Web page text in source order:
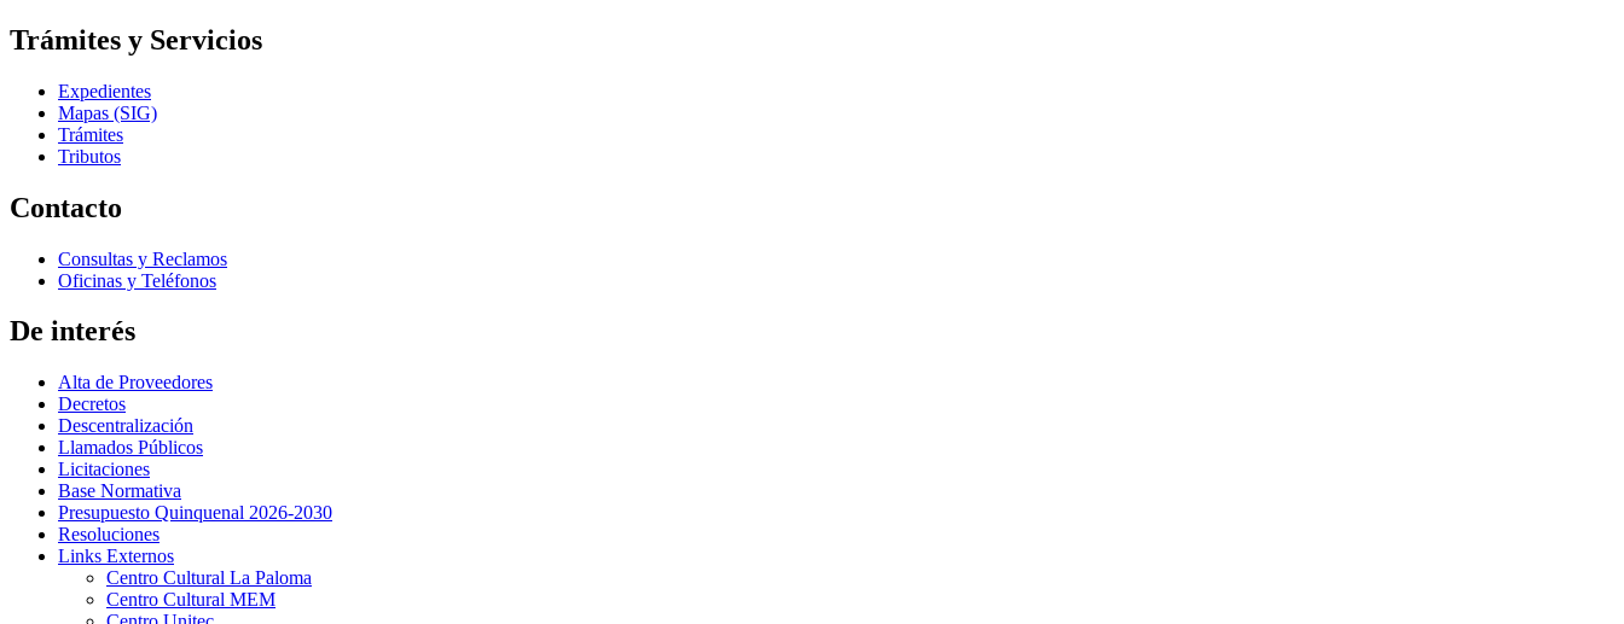
Trámites y Servicios
Expedientes
Mapas (SIG)
Trámites
Tributos
Contacto
Consultas y Reclamos
Oficinas y Teléfonos
De interés
Alta de Proveedores
Decretos
Descentralización
Llamados Públicos
Licitaciones
Base Normativa
Presupuesto Quinquenal 2026-2030
Resoluciones
Links Externos
Centro Cultural La Paloma
Centro Cultural MEM